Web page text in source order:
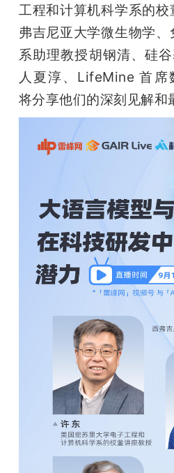
机
工程和计算机科学系的
弗吉尼亚大学微生物学
系助理教授胡钢清、硅
人夏淳、LifeMine 首席
将分享他们的深刻见解和